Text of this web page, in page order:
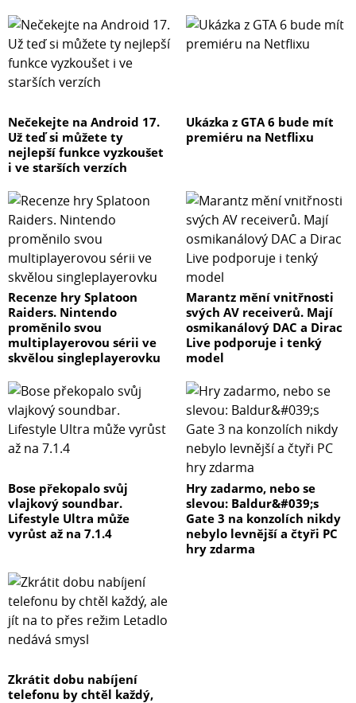
Nečekejte na Android 17.
Už teď si můžete ty
nejlepší funkce vyzkoušet
i ve starších verzích
Ukázka z GTA 6 bude mít
premiéru na Netflixu
Recenze hry Splatoon
Raiders. Nintendo
proměnilo svou
multiplayerovou sérii ve
skvělou singleplayerovku
Marantz mění vnitřnosti
svých AV receiverů. Mají
osmikanálový DAC a Dirac
Live podporuje i tenký
model
Bose překopalo svůj
vlajkový soundbar.
Lifestyle Ultra může
vyrůst až na 7.1.4
Hry zadarmo, nebo se
slevou: Baldur&#039;s
Gate 3 na konzolích nikdy
nebylo levnější a čtyři PC
hry zdarma
Zkrátit dobu nabíjení
telefonu by chtěl každý,